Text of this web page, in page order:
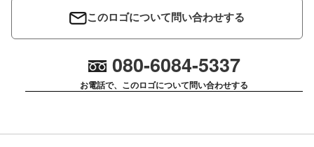
このロゴについて問い合わせする
080-6084-5337
お電話で、このロゴについて問い合わせする